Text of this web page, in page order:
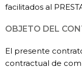
facilitados al
OBJETO DEL
El presente
contractual de